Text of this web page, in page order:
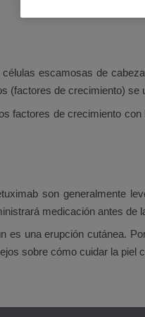
escamosas de
(factores de crecimiento)
factores de crecimiento
son generalmente
medicación antes de
es una erupción cutánea.
sobre cómo cuidar la piel